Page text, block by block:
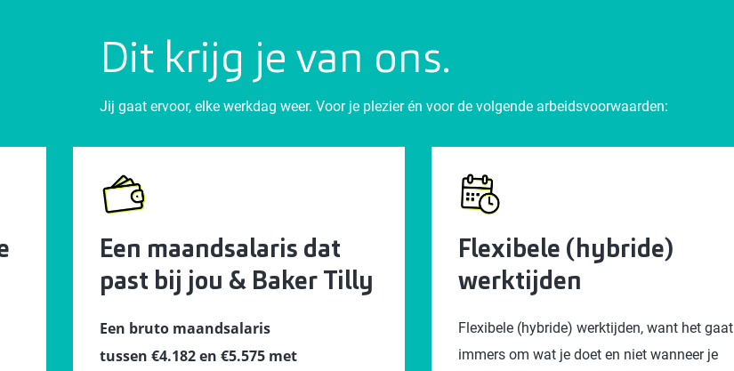
Dit krijg je van ons.
Jij gaat ervoor, elke werkdag weer. Voor je plezier én voor de volgende arbeidsvoorwaarden:
Een maandsalaris dat
past bij jou & Baker Tilly
Een bruto maandsalaris
tussen €4.182 en €5.575 met
Flexibele (hybride)
werktijden
Flexibele (hybride) werktijden, want het gaat
immers om wat je doet en niet wanneer je